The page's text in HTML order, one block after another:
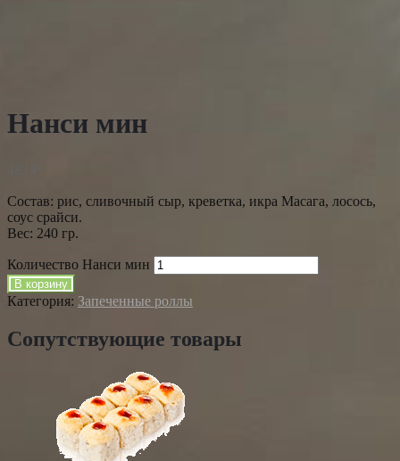
Нанси мин
Состав: рис, сливочный сыр, креветка, икра Масага, лосось,
соус срайси.
Вес: 240 гр.
Количество Нанси мин
В корзину
Категория: Запеченные роллы
Сопутствующие товары